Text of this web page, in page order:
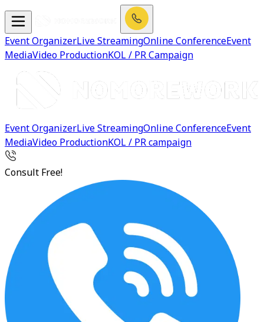
Event OrganizerLive StreamingOnline ConferenceEvent
MediaVideo ProductionKOL / PR Campaign
Event OrganizerLive StreamingOnline ConferenceEvent
MediaVideo ProductionKOL / PR campaign
Consult Free!